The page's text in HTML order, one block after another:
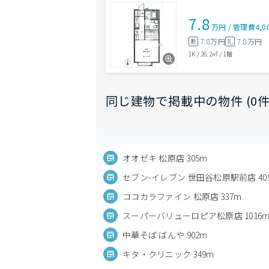
7.8万円 /管理費
敷 7.8万円礼 7.8万円
1K / 26.2㎡ / 1階
同じ建物で掲載中の物件 (0
オオゼキ 松原店 305m
セブン-イレブン 世田谷松原駅前店
ココカラファイン 松原店 337m
スーパーバリューロピア松原店 1016m
中華そば ばんや 902m
キタ・クリニック 349m